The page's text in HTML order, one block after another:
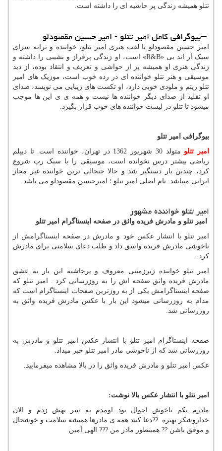
تتلو همیشه زندگی پر حاشیه ای را داشته است.
–بیوگرافی کامل امیر تتلو - امیر حسین مقصودلو
امیر حسین مقصودلو با لقب هنری امیر تتلو، خواننده و ترانه سرای
سبک آر اند بی «R&B» است، او زندگی پرفراز و نشیبی را داشته و
زندگی هنری او همیشه پر از حواشی و تعریف و انتقاد بوده، از دید
موسیقی و هنر تتلو خواننده ای در رده خوب است، موزیک های امیر
تتلو ریتم و ملودی خوبی دارد، او تکست های زیبایی می نویسد، صدای
او تقلید از صدای دیگر خواننده ها نیست و همه ی ی این ها موجب
میشود تا تتلو در لیست خواننده های خوب قرار بگیرد.
بیوگرافی امیر تتلو
امیر تتلو
متولد 30 شهریور 1362 در تهران، خواننده است. تا دیپلم
ریاضی بیشتر درس نخوانده است، موسیقی را با سبک رپ شروع
کرد، چندین بار دستگیر شد و حالا جنجالی ترین خواننده غیر مجاز
ایرانی میباشد. نام اصلی امیر تتلو ؛ امیرحسین مقصودلو می باشد.
امیر تتلو خواننده مشهور
امیر تتلو و مادرش فریده واثق در صفحه اینستاگرام امیر تتلو
امیر تتلو با انتشار عکس خود و مادرش در صفحه اینستاگرامش از
ناخوشی مادرش فریده واسق داد و طلب دعای سلامتی برای مادرش
کرد.
امیر تتلو خواننده زیرزمینی معروف و پرحاشیه این بار به عشق
مادرش فریده واثق صفحه اش را به روزرسانی کرد . امیر تتلو که
صفحه اینستاگرامش یکی از به روزترین صفحات اینستاگرام است که
مدام به روزرسانی میشود این بار با عکس مادرش فریده واثق به
روزرسانی شد.
صفحه اینستاگرام امیر تتلو با انتشار عکس امیر تتلو و مادرش به
روزرسانی شد که از ناخوشی مادر امیر تتلو خبر میداد.
عکس امیر تتلو و مادرش فریده واثق را در بالا مشاهده میفرمایید.
امیر تتلو با انتشار عکس بالا نوشت:
مادرم یکم ناخوش احوال بود اومدم یه سر بهش زدم و الان
خداروشکر بهتره ??دعا کنید همه ى مادرها همیشه سلامت و خوشحال
و موفق باشن ?? همینطور مادر من ??? الهى آمین